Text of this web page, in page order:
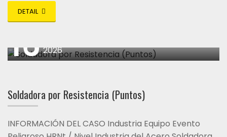
DETAIL
16 2026
Soldadora por Resistencia (Puntos)
INFORMACIÓN DEL CASO Industria Equipo Evento